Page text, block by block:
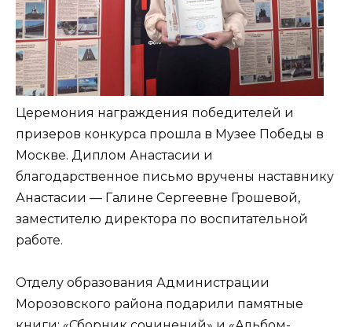
Церемония награждения победителей и
призеров конкурса прошла в Музее Победы в
Москве. Диплом Анастасии и
благодарственное письмо вручены наставнику
Анастасии — Галине Сергеевне Грошевой,
заместителю директора по воспитательной
работе.
Отделу образования Администрации
Морозовского района подарили памятные